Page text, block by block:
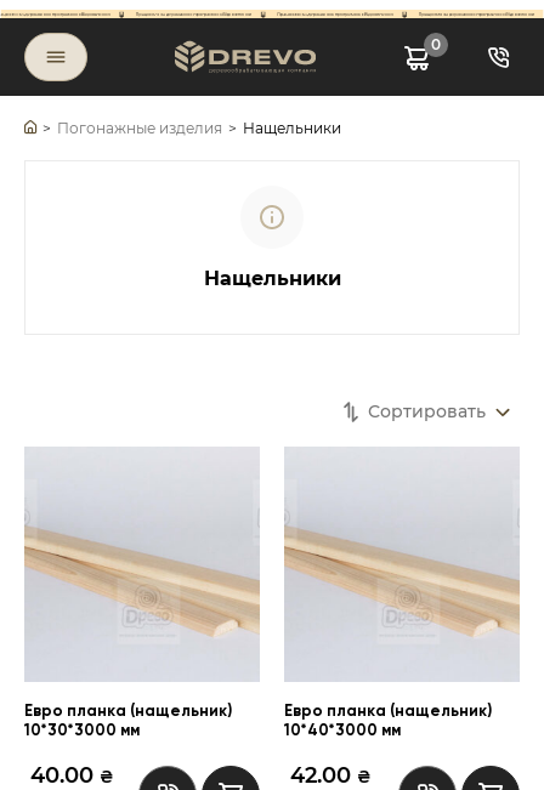
0
> Погонажные изделия > Нащельники
Нащельники
Сортировать
Евро планка (нащельник)
10*30*3000 мм
₴
40.00
Евро планка (нащельник)
10*40*3000 мм
₴
42.00